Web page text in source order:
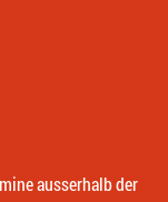
ausserhalb der